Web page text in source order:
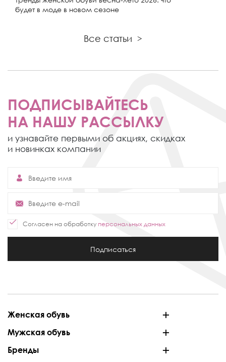
будет в моде в новом сезоне
Все статьи >
ПОДПИСЫВАЙТЕСЬ
НА НАШУ РАССЫЛКУ
и узнавайте первыми об акциях, скидках
и новинках компании
Согласен на обработку персональных данных
Подписаться
Женская обувь
Мужская обувь
Бренды